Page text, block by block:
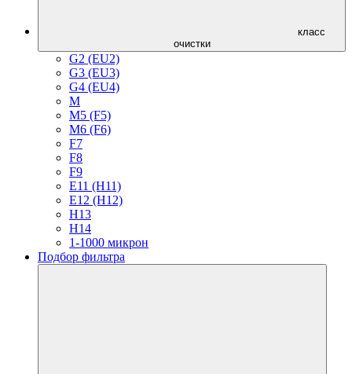
очистки
G2 (EU2)
G3 (EU3)
G4 (EU4)
M
M5 (F5)
M6 (F6)
F7
F8
F9
E11 (H11)
E12 (H12)
H13
H14
1-1000 микрон
Подбор фильтра